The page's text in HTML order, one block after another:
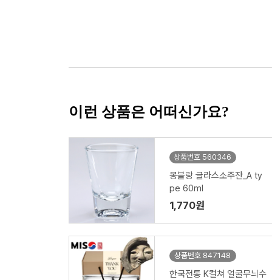
이런 상품은 어떠신가요?
상품번호 560346
몽블랑 글라스소주잔_A ty
pe 60ml
1,770원
상품번호 847148
한국전통 K컬쳐 얼굴무늬수